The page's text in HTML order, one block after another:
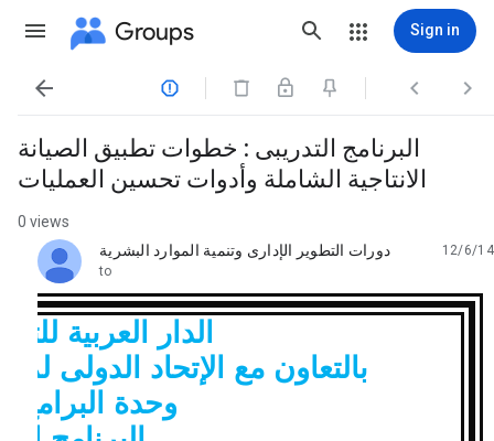
Groups Sign in
   
البرنامج التدريبى : خطوات تطبيق الصيانة
الانتاجية الشاملة وأدوات تحسين العمليات
0 views
دورات التطوير الإدارى وتنمية الموارد البشرية
unread,
12/6/14
to
الدار العربية
بالتعاون مع الإتحاد الدولى
وحدة البرامج